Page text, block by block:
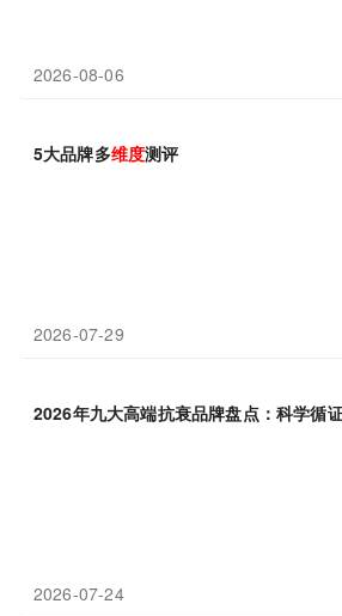
2026-08-06
5大品牌多维度测评
2026-07-29
2026年九大高端抗衰品牌盘点：科学循
2026-07-24